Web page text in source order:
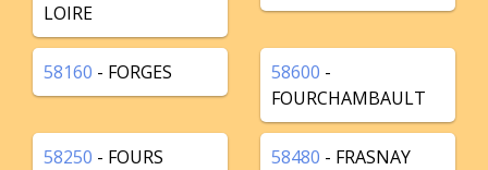
LOIRE
58160 - FORGES 58600 -
FOURCHAMBAULT
58250 - FOURS 58480 - FRASNAY